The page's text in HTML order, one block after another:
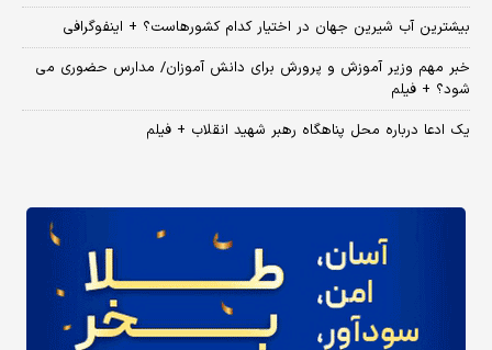
بیشترین آب شیرین جهان در اختیار کدام کشورهاست؟ + اینفوگرافی
خبر مهم وزیر آموزش و پرورش برای دانش آموزان/ مدارس حضوری می
شود؟ + فیلم
یک ادعا درباره محل پناهگاه‌ رهبر شهید انقلاب + فیلم